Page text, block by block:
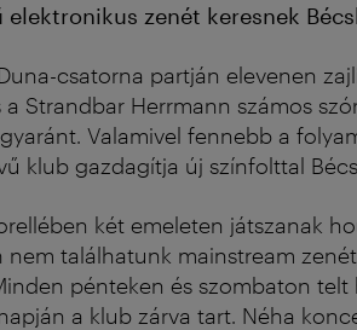
elektronikus zenét keresnek
csatorna partján elevenen
a Strandbar Herrmann számos
Valamivel fennebb a
klub gazdagítja új színfolttal
két emeleten játszanak
nem találhatunk mainstream
pénteken és szombaton
a klub zárva tart. Néha